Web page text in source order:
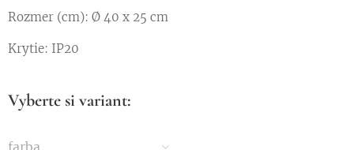
Rozmer (cm): Ø 40 x 25 cm
Krytie: IP20
Vyberte si variant:
farba